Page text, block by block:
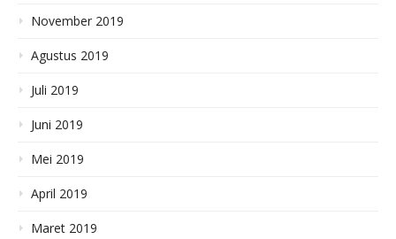
November 2019
Agustus 2019
Juli 2019
Juni 2019
Mei 2019
April 2019
Maret 2019